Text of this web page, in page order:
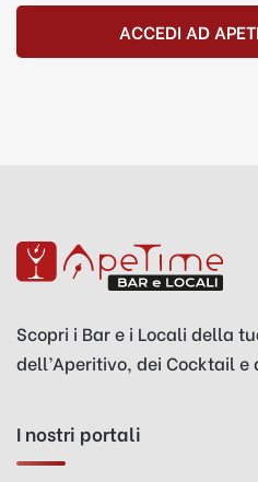
ACCEDI AD
Scopri i Bar e i Locali della
dell’Aperitivo, dei Cocktail
I nostri portali